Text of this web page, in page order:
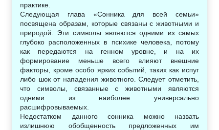
практике.
Следующая глава «Сонника для всей семьи»
посвящена образам, которые связаны с животными и
природой. Эти символы являются одними из самых
глубоко расположенных в психике человека, потому
как передаются на генном уровне, и на их
формирование меньше всего влияют внешние
факторы, кроме особо ярких событий, таких как испуг
либо шок от нападения животного. Следует отметить,
что символы, связанные с животными являются
одними из наиболее универсально
расшифровываемых.
Недостатком данного сонника можно назвать
излишнюю обобщенность предложенных им